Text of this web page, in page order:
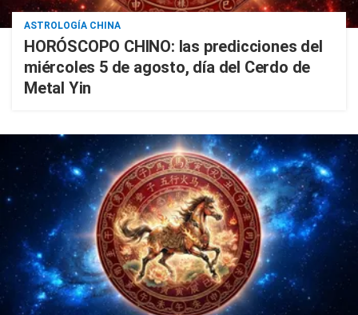
ASTROLOGÍA CHINA
HORÓSCOPO CHINO: las predicciones del
miércoles 5 de agosto, día del Cerdo de
Metal Yin